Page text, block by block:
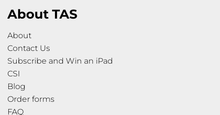
About TAS
About
Contact Us
Subscribe and Win an iPad
CSI
Blog
Order forms
FAQ